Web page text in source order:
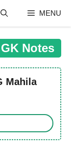
MENU
Notes
Mahila